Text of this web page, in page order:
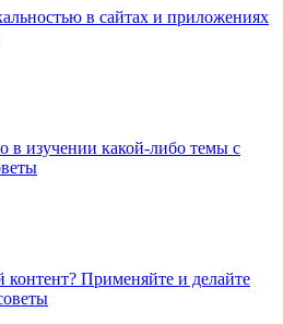
в сайтах и приложениях
в изучении какой-либо темы с
Применяйте и делайте